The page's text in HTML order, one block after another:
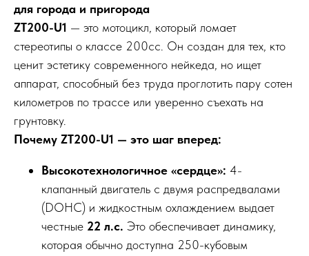
для города и пригорода
ZT200-U1 — это мотоцикл, который ломает
стереотипы о классе 200сс. Он создан для тех, кто
ценит эстетику современного нейкеда, но ищет
аппарат, способный без труда проглотить пару сотен
километров по трассе или уверенно съехать на
грунтовку.
Почему ZT200-U1 — это шаг вперед:
Высокотехнологичное «сердце»: 4-
клапанный двигатель с двумя распредвалами
(DOHC) и жидкостным охлаждением выдает
честные 22 л.с. Это обеспечивает динамику,
которая обычно доступна 250-кубовым